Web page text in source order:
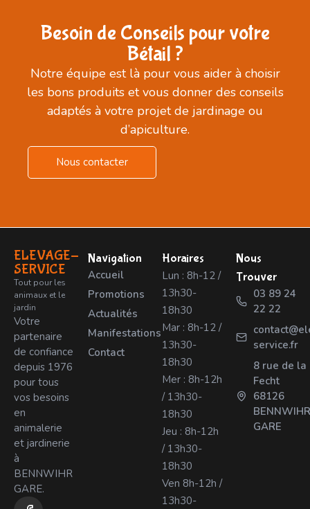
Besoin de Conseils pour votre
Bétail ?
Notre équipe est là pour vous aider à choisir
les bons produits et vous donner des conseils
adaptés à votre projet de jardinage ou
d’apiculture.
Nous contacter
ELEVAGE-
SERVICE
Tout pour les
animaux et le
jardin
Votre
partenaire
de confiance
depuis 1976
pour tous
vos besoins
en
animalerie
et jardinerie
à
BENNWIHR
GARE.
Navigation
Accueil
Promotions
Actualités
Manifestations
Contact
Horaires
Lun : 8h-12 /
13h30-
18h30
Mar : 8h-12 /
13h30-
18h30
Mer : 8h-12h
/ 13h30-
18h30
Jeu : 8h-12h
/ 13h30-
18h30
Ven 8h-12h /
13h30-
Nous
Trouver
03 89 24
22 22
service.fr
8 rue de la
Fecht
68126
BENNWIHR
GARE